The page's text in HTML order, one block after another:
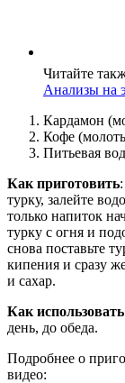
Читайте
Анализы на
Кардамон
Кофе
Питьевая
Как приготовить
турку, залейте
только напиток
турку с огня и
снова поставьте
кипения и сразу
и сахар.
Как использовать
день, до обеда.
Подробнее о
видео: